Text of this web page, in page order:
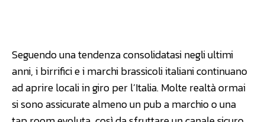
Seguendo una tendenza consolidatasi negli ultimi
anni, i birrifici e i marchi brassicoli italiani continuano
ad aprire locali in giro per l’Italia. Molte realtà ormai
si sono assicurate almeno un pub a marchio o una